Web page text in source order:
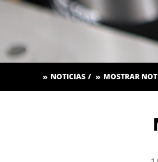
NOTICIAS MOSTRAR